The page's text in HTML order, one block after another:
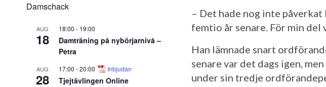
Damschack
AUG
18
18:00 - 19:00
Damträning på nybörjarnivå –
Petra
AUG
28
17:00 -20:00 Inbjudan
Tjejtävlingen Online
– Det hade nog inte påverkat
femtio år senare. För min
Han lämnade snart
senare var det dags igen,
under sin tredje